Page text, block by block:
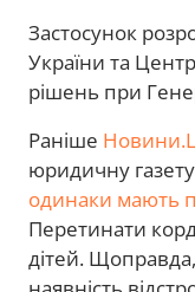
Застосунок
України та
рішень при
Раніше
юридичну
одинаки мають
Перетинати
дітей.